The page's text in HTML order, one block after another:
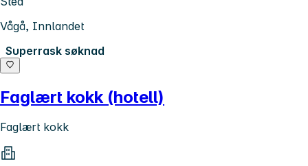
Vågå, Innlandet
Superrask søknad
Faglært kokk (hotell)
Faglært kokk